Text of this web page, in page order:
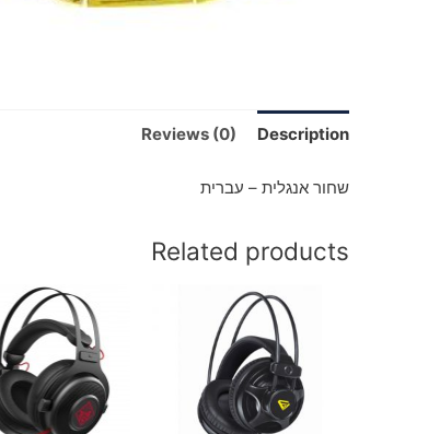
Description
Reviews (0)
שחור אנגלית – עברית
Related products